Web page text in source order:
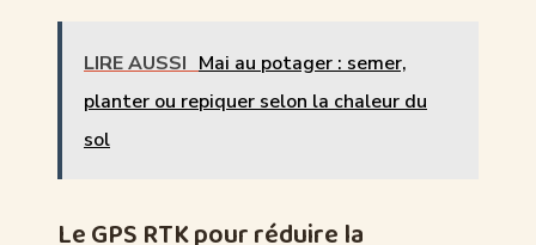
LIRE AUSSI Mai au potager : semer,
planter ou repiquer selon la chaleur du
sol
Le GPS RTK pour réduire la